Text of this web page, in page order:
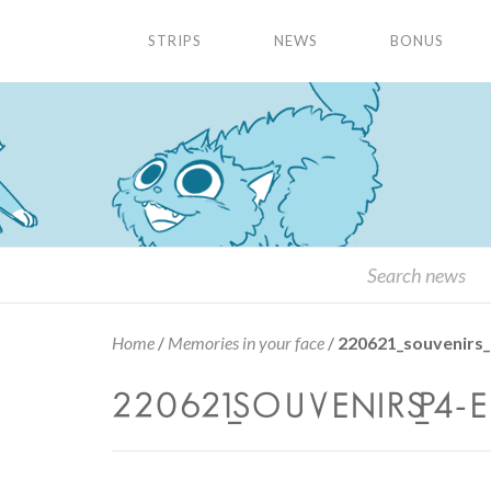
STRIPS NEWS BONUS
Home / Memories in your face /
220621_SOUVENIRS_P4-